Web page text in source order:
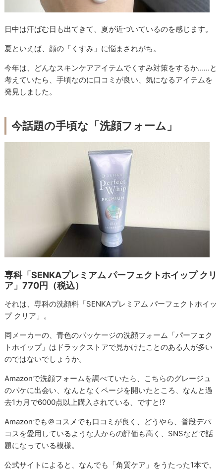
日中は汗ばむ日も出てきて、夏が近づいているのを感じます。
夏といえば、顔の「くすみ」に悩まされがち。
今年は、どんなスキンケアアイテムでくすみ対策をするか……と
考えていたら、手頃なのに口コミが良い、気になるアイテムを
発見しました。
今話題の手頃な「洗顔フォーム」
専科「SENKAプレミアム パーフェクトホイップ クリ
ア」770円（税込）
それは、専科の洗顔料「SENKAプレミアム パーフェクトホイッ
プ クリア」。
同メーカーの、青色のパッケージの洗顔フォーム「パーフェク
トホイップ」はドラックストアで見かけたことのある人が多い
のではないでしょうか。
Amazonで洗顔フォームを調べていたら、こちらのグレージュ
のパケに出会い、なんとなくページを開いたところ、なんと過
去1カ月で6000点以上購入されている、ですと⁉︎
Amazonでも＠コスメでも口コミが良く、どうやら、普段デパ
コスを愛用しているような人からの評価も高く、SNSなどで話
題になっている模様。
公式サイトによると、なんでも「角質ケア」をうたった1本で、